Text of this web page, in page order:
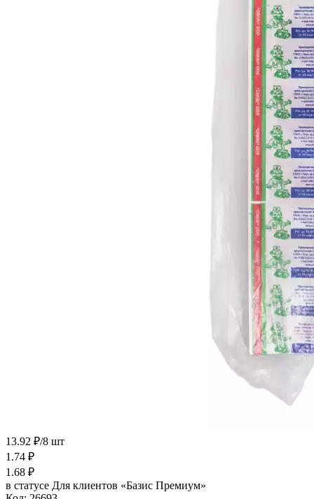
13.92 ₽/8 шт
1.74 ₽
1.68 ₽
в статусе Для клиентов «Базис Премиум»